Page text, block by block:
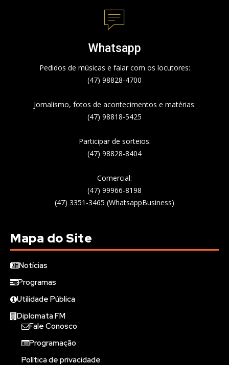
Whatsapp
Pedidos de músicas e falar com os locutores:
(47) 98828-4700
Jornalismo, fotos de acontecimentos e matérias:
(47) 98818-5425
Participar de sorteios:
(47) 98828-8404
Comercial:
(47) 99966-8198
(47) 3351-3465 (WhatsappBusiness)
Mapa do Site
Notícias
Programas
Utilidade Pública
Diplomata FM
Fale Conosco
Programação
Política de privacidade